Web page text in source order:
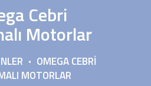
Cebri
Motorlar
OMEGA CEBRI
MOTORLAR